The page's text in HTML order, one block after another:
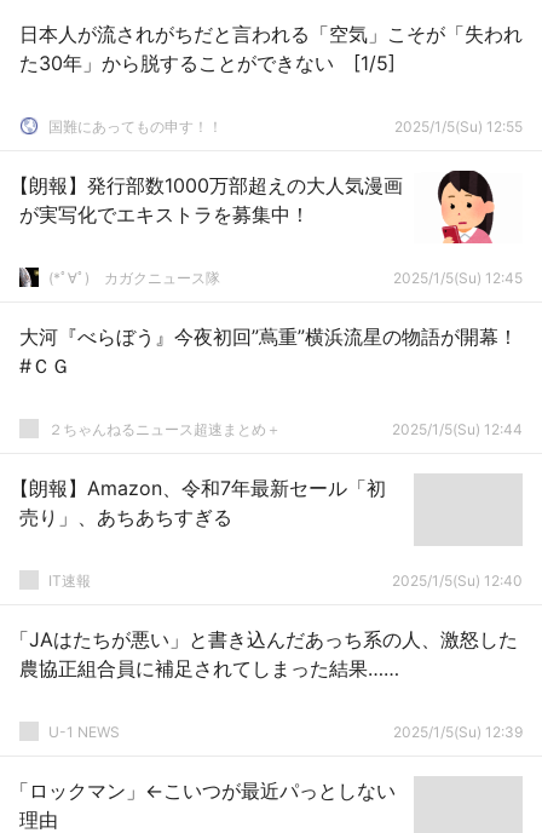
日本人が流されがちだと言われる「空気」こそが「失われ
た30年」から脱することができない [1/5]
国難にあってもの申す！！ 2025/1/5(Su) 12:55
【朗報】発行部数1000万部超えの大人気漫画
が実写化でエキストラを募集中！
(*ﾟ∀ﾟ)ゞカガクニュース隊 2025/1/5(Su) 12:45
大河『べらぼう』今夜初回”蔦重”横浜流星の物語が開幕！
#ＣＧ
２ちゃんねるニュース超速まとめ＋ 2025/1/5(Su) 12:44
【朗報】Amazon、令和7年最新セール「初
売り」、あちあちすぎる
IT速報 2025/1/5(Su) 12:40
「JAはたちが悪い」と書き込んだあっち系の人、激怒した
農協正組合員に補足されてしまった結果……
U-1 NEWS 2025/1/5(Su) 12:39
「ロックマン」←こいつが最近パっとしない
理由